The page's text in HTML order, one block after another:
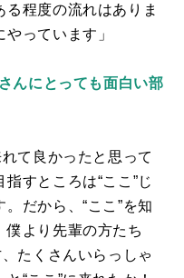
程度の流れはありま
っています」
んにとっても面白い部
れて良かったと思って
すところは“ここ”じ
だから、“ここ”を知
僕より先輩の方たち
たくさんいらっしゃ